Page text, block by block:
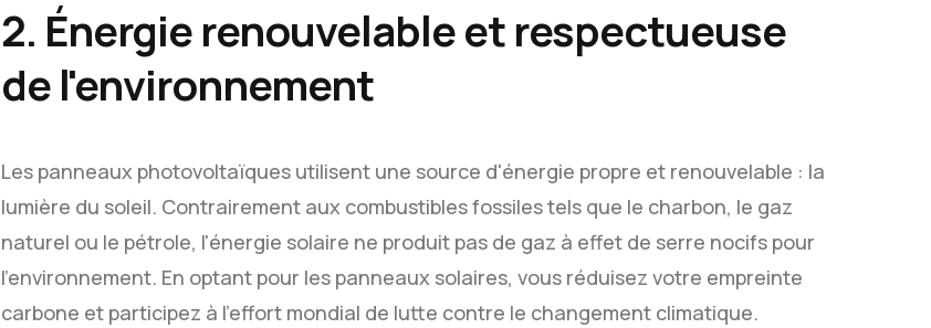
2. Énergie renouvelable et respectueuse
de l'environnement
Les panneaux photovoltaïques utilisent une source d'énergie propre et renouvelable : la
lumière du soleil. Contrairement aux combustibles fossiles tels que le charbon, le gaz
naturel ou le pétrole, l'énergie solaire ne produit pas de gaz à effet de serre nocifs pour
l'environnement. En optant pour les panneaux solaires, vous réduisez votre empreinte
carbone et participez à l'effort mondial de lutte contre le changement climatique.